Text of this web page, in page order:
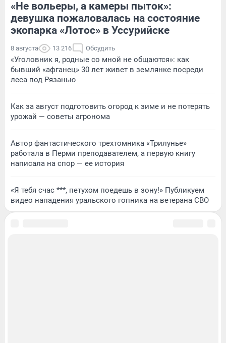
«Не вольеры, а камеры пыток»:
девушка пожаловалась на состояние
экопарка «Лотос» в Уссурийске
8 августа 13 216 Обсудить
«Уголовник я, родные со мной не общаются»: как
бывший «афганец» 30 лет живет в землянке посреди
леса под Рязанью
Как за август подготовить огород к зиме и не потерять
урожай — советы агронома
Автор фантастического трехтомника «Трилунье»
работала в Перми преподавателем, а первую книгу
написала на спор — ее история
«Я тебя счас ***, петухом поедешь в зону!» Публикуем
видео нападения уральского гопника на ветерана СВО